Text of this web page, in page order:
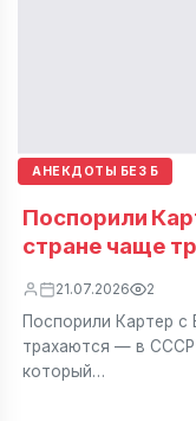
АНЕКДОТЫ БЕЗ Б
Поспорили
стране чаще
21.07.2026 2
Поспорили Картер
трахаются — в
который…